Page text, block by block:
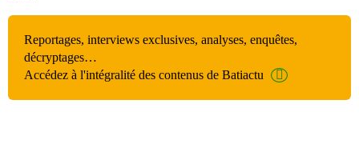
Reportages, interviews exclusives, analyses, enquêtes,
décryptages…
Accédez à l'intégralité des contenus de Batiactu